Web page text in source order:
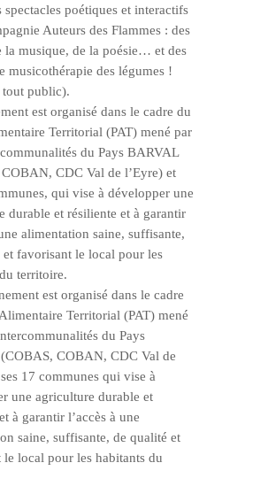
spectacles poétiques et interactifs
Auteurs des Flammes : des
la musique, de la poésie… et des
musicothérapie des légumes !
public).
est organisé dans le cadre du
Territorial (PAT) mené par
du Pays BARVAL
CDC Val de l’Eyre) et
qui vise à développer une
durable et résiliente et à garantir
alimentation saine, suffisante,
et favorisant le local pour les
territoire.
est organisé dans le cadre
Territorial (PAT) mené
du Pays
COBAN, CDC Val de
17 communes qui vise à
une agriculture durable et
à garantir l’accès à une
saine, suffisante, de qualité et
le local pour les habitants du